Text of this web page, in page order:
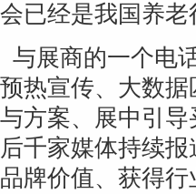
会已经是我国养
与展商的一个电
预热宣传、大数
与方案、展中引
后千家媒体持续
品牌价值、获得